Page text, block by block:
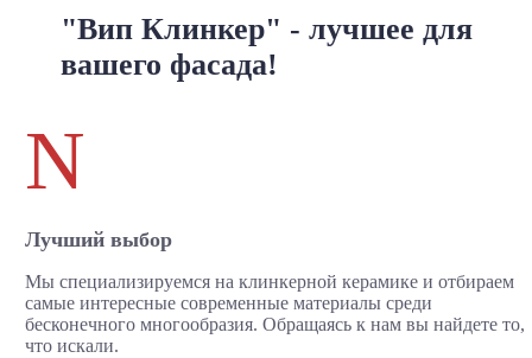
"Вип Клинкер" - лучшее для
вашего фасада!
N
Лучший выбор
Мы специализируемся на клинкерной керамике и отбираем
самые интересные современные материалы среди
бесконечного многообразия. Обращаясь к нам вы найдете то,
что искали.